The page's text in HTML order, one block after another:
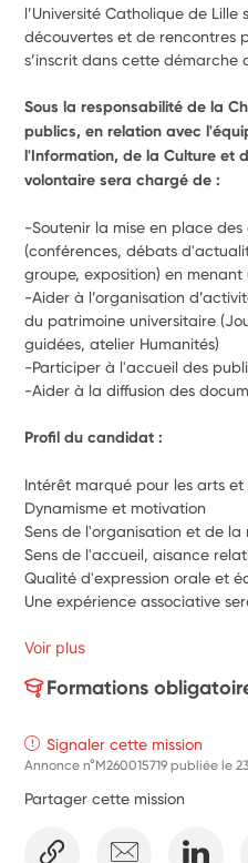
l’Université Catholique de Lille
découvertes et de rencontres
s’inscrit dans cette démarche
Sous la responsabilité de la
publics, en relation avec
l'Information, de la Culture et
volontaire sera chargé de :
-Soutenir la mise en place
(conférences, débats
-Aider à l’organisation
du patrimoine universitaire
guidées, atelier Humanités)
-Participer à l'accueil des
-Aider à la diffusion des
Intérêt marqué pour les arts
Dynamisme et motivation
Sens de l'accueil, aisance
Qualité d'expression orale et
Voir plus
Formations
Signaler cette mission
Annonce n°M260015719 publiée le
Partager cette mission